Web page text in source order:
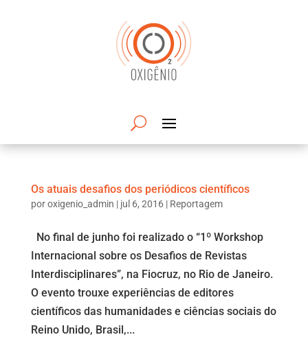
Os atuais desafios dos periódicos científicos
poroxigenio_admin | jul 6, 2016| Reportagem
No final de junho foi realizado o “1º Workshop
Internacional sobre os Desafios de Revistas
Interdisciplinares”, na Fiocruz, no Rio de Janeiro.
O evento trouxe experiências de editores
científicos das humanidades e ciências sociais do
Reino Unido, Brasil,...